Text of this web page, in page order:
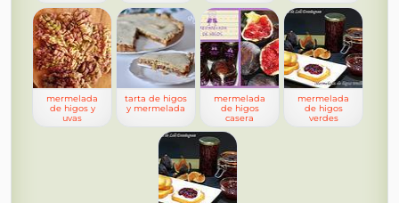
mermelada
de higos y
uvas
tarta de higos
y mermelada
mermelada
de higos
casera
mermelada
de higos
verdes